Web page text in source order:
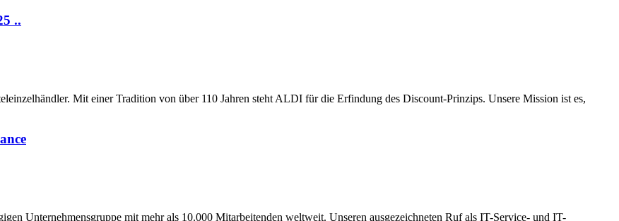
..
Mit einer Tradition von über 110 Jahren steht ALDI für die Erfindung des Discount-Prinzips. Unsere Mission ist es,
Unternehmensgruppe mit mehr als 10.000 Mitarbeitenden weltweit. Unseren ausgezeichneten Ruf als IT-Service- und IT-